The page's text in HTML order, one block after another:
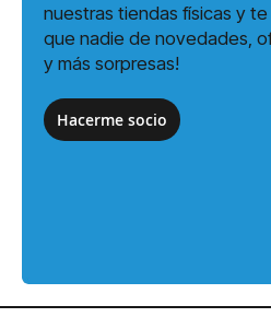
nuestras tiendas físicas y
que nadie de novedades,
y más sorpresas!
Hacerme socio